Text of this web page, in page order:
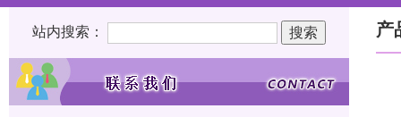
站内搜索： 产